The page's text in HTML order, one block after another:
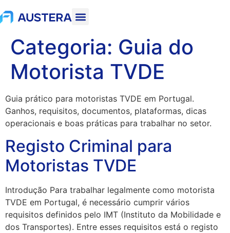
Categoria: Guia do
Motorista TVDE
Guia prático para motoristas TVDE em Portugal.
Ganhos, requisitos, documentos, plataformas, dicas
operacionais e boas práticas para trabalhar no setor.
Registo Criminal para
Motoristas TVDE
Introdução Para trabalhar legalmente como motorista
TVDE em Portugal, é necessário cumprir vários
requisitos definidos pelo IMT (Instituto da Mobilidade e
dos Transportes). Entre esses requisitos está o registo